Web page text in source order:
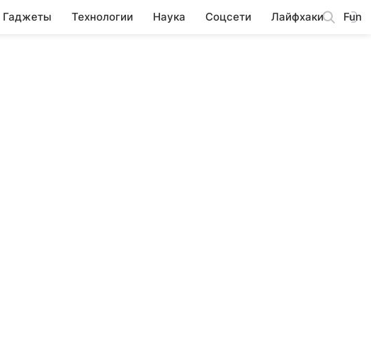
Гаджеты Технологии Наука Соцсети Лайфхаки Fun